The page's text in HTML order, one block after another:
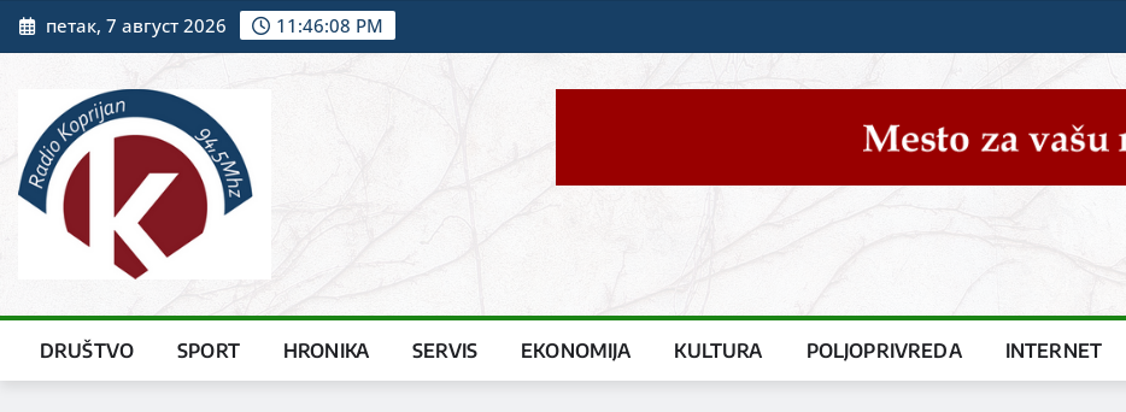
Skip
to
петак, 7 август 2026 11:46:09 PM
DRUŠTVO SPORT HRONIKA SERVIS EKONOMIJA KULTURA POLJOPRIVREDA INTERNET